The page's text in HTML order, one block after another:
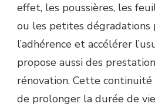
effet, les poussières, les
ou les petites
l’adhérence et accélérer
propose aussi des
rénovation. Cette
de prolonger la durée de